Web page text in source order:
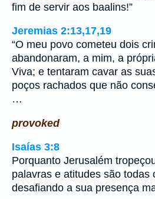
fim de servir aos baalins!”
Jeremias 2:13,17,19
“O meu povo cometeu dois
abandonaram, a mim, a
Viva; e tentaram cavar as
poços rachados que não
…
provoked
Isaías 3:8
Porquanto Jerusalém
palavras e atitudes são todas
desafiando a sua presença